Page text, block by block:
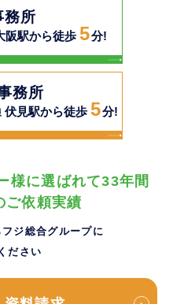
務所
阪駅から徒歩 5分!
務所
伏見駅から徒歩 5分!
様に選ばれて33年間
ご依頼実績
ジ総合グループに
ださい